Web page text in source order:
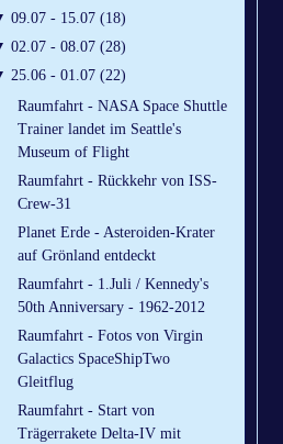
09.07 - 15.07 (18)
02.07 - 08.07 (28)
25.06 - 01.07 (22)
Raumfahrt - NASA Space Shuttle
Trainer landet im Seattle's
Museum of Flight
Raumfahrt - Rückkehr von ISS-
Crew-31
Planet Erde - Asteroiden-Krater
auf Grönland entdeckt
Raumfahrt - 1.Juli / Kennedy's
50th Anniversary - 1962-2012
Raumfahrt - Fotos von Virgin
Galactics SpaceShipTwo
Gleitflug
Raumfahrt - Start von
Trägerrakete Delta-IV mit